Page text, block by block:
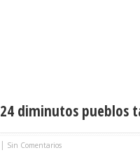
24 diminutos pueblos
| Sin Comentarios